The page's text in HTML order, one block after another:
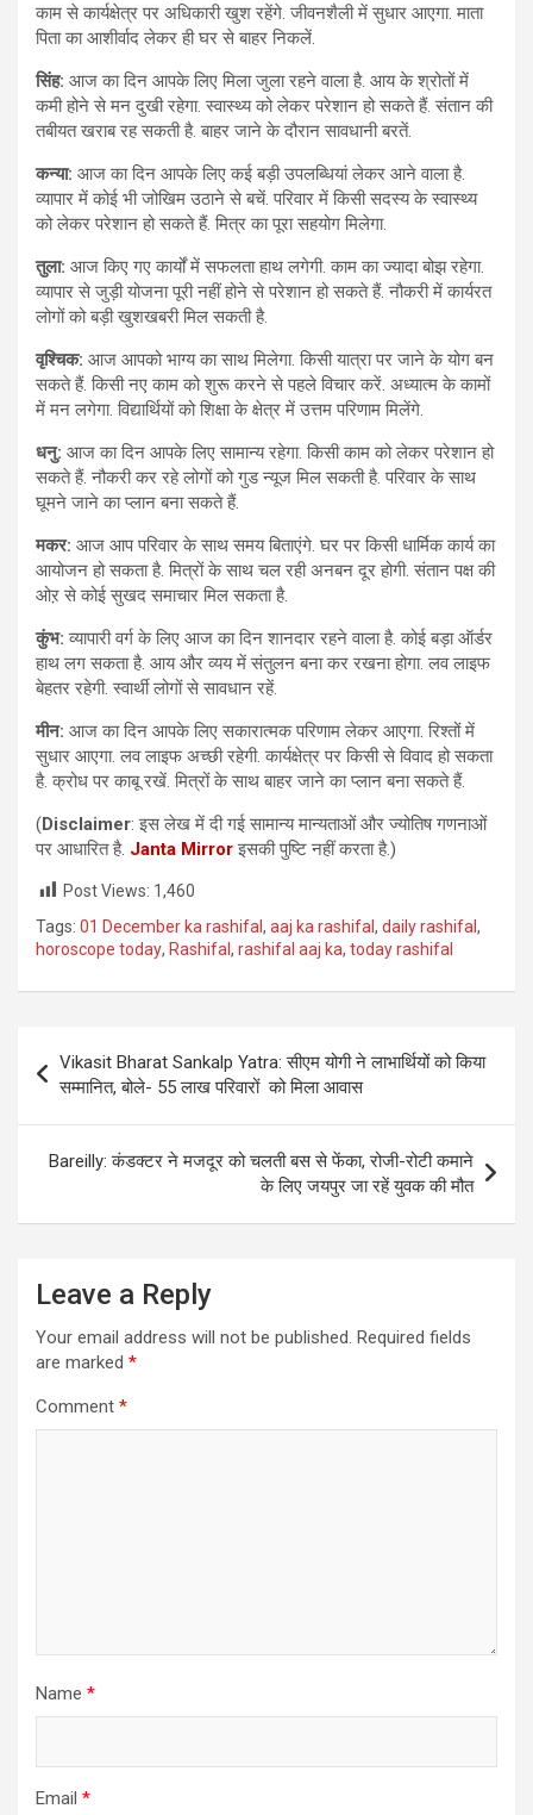
काम से कार्यक्षेत्र पर अधिकारी खुश रहेंगे. जीवनशैली में सुधार आएगा. माता
पिता का आशीर्वाद लेकर ही घर से बाहर निकलें.
सिंह: आज का दिन आपके लिए मिला जुला रहने वाला है. आय के श्रोतों में
कमी होने से मन दुखी रहेगा. स्वास्थ्य को लेकर परेशान हो सकते हैं. संतान की
तबीयत खराब रह सकती है. बाहर जाने के दौरान सावधानी बरतें.
कन्या: आज का दिन आपके लिए कई बड़ी उपलब्धियां लेकर आने वाला है.
व्यापार में कोई भी जोखिम उठाने से बचें. परिवार में किसी सदस्य के स्वास्थ्य
को लेकर परेशान हो सकते हैं. मित्र का पूरा सहयोग मिलेगा.
तुला: आज किए गए कार्यों में सफलता हाथ लगेगी. काम का ज्यादा बोझ रहेगा.
व्यापार से जुड़ी योजना पूरी नहीं होने से परेशान हो सकते हैं. नौकरी में कार्यरत
लोगों को बड़ी खुशखबरी मिल सकती है.
वृश्चिक: आज आपको भाग्य का साथ मिलेगा. किसी यात्रा पर जाने के योग बन
सकते हैं. किसी नए काम को शुरू करने से पहले विचार करें. अध्यात्म के कामों
में मन लगेगा. विद्यार्थियों को शिक्षा के क्षेत्र में उत्तम परिणाम मिलेंगे.
धनु: आज का दिन आपके लिए सामान्य रहेगा. किसी काम को लेकर परेशान हो
सकते हैं. नौकरी कर रहे लोगों को गुड न्यूज मिल सकती है. परिवार के साथ
घूमने जाने का प्लान बना सकते हैं.
मकर: आज आप परिवार के साथ समय बिताएंगे. घर पर किसी धार्मिक कार्य का
आयोजन हो सकता है. मित्रों के साथ चल रही अनबन दूर होगी. संतान पक्ष की
ओऱ से कोई सुखद समाचार मिल सकता है.
कुंभ:व्यापारी वर्ग के लिए आज का दिन शानदार रहने वाला है. कोई बड़ा ऑर्डर
हाथ लग सकता है. आय और व्यय में संतुलन बना कर रखना होगा. लव लाइफ
बेहतर रहेगी. स्वार्थी लोगों से सावधान रहें.
मीन: आज का दिन आपके लिए सकारात्मक परिणाम लेकर आएगा. रिश्तों में
सुधार आएगा. लव लाइफ अच्छी रहेगी. कार्यक्षेत्र पर किसी से विवाद हो सकता
है. क्रोध पर काबू रखें. मित्रों के साथ बाहर जाने का प्लान बना सकते हैं.
(Disclaimer: इस लेख में दी गई सामान्य मान्यताओं और ज्योतिष गणनाओं
पर आधारित है. Janta Mirror इसकी पुष्टि नहीं करता है.)
Post Views: 1,460
Tags: 01 December ka rashifal , aaj ka rashifal , daily rashifal ,
horoscope today, Rashifal , rashifal aaj ka, today rashifal
navigation
Vikasit Bharat Sankalp Yatra: सीएम योगी ने लाभार्थियों को किया
सम्मानित, बोले- 55 लाख परिवारों को मिला आवास
Bareilly: कंडक्टर ने मजदूर को चलती बस से फेंका, रोजी-रोटी कमाने
के लिए जयपुर जा रहें युवक की मौत
Leave a Reply
Your email address will not be published. Required fields
are marked *
Comment *
Name *
Email *